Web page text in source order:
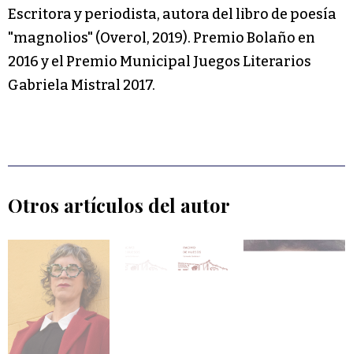
Escritora y periodista, autora del libro de poesía
"magnolios" (Overol, 2019). Premio Bolaño en
2016 y el Premio Municipal Juegos Literarios
Gabriela Mistral 2017.
Otros artículos del autor